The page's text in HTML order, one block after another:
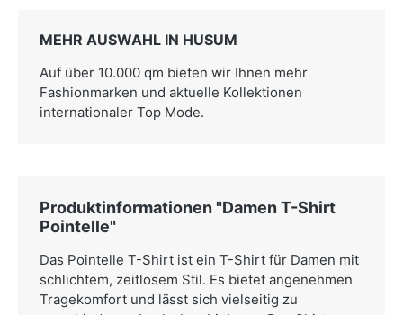
MEHR AUSWAHL IN HUSUM
Auf über 10.000 qm bieten wir Ihnen mehr
Fashionmarken und aktuelle Kollektionen
internationaler Top Mode.
Produktinformationen "Damen T-Shirt
Pointelle"
Das Pointelle T-Shirt ist ein T-Shirt für Damen mit
schlichtem, zeitlosem Stil. Es bietet angenehmen
Tragekomfort und lässt sich vielseitig zu